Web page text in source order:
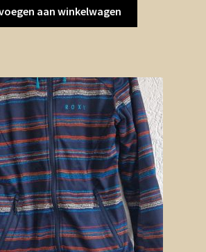
aan winkelwagen